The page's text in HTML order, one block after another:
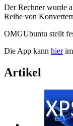
Der Rechner wurde
Reihe von
OMGUbuntu stellt
Die App kann hierim
Artikel